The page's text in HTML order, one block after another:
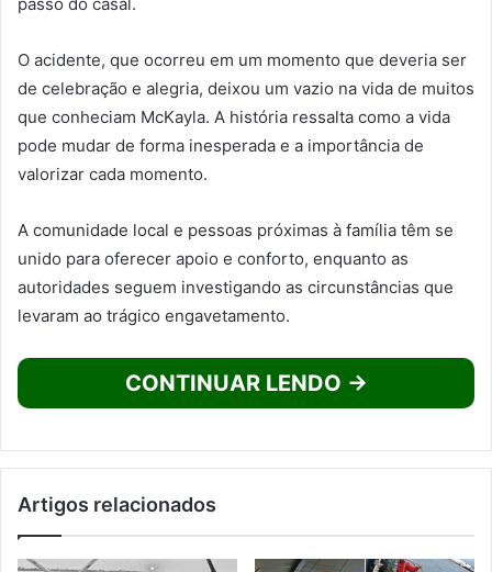
passo do casal.
O acidente, que ocorreu em um momento que deveria ser
de celebração e alegria, deixou um vazio na vida de muitos
que conheciam McKayla. A história ressalta como a vida
pode mudar de forma inesperada e a importância de
valorizar cada momento.
A comunidade local e pessoas próximas à família têm se
unido para oferecer apoio e conforto, enquanto as
autoridades seguem investigando as circunstâncias que
levaram ao trágico engavetamento.
CONTINUAR LENDO →
Artigos relacionados